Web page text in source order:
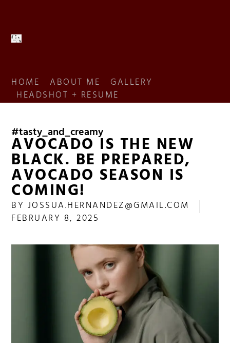
HOME ABOUT ME GALLERY
HEADSHOT + RESUME
#tasty_and_creamy
AVOCADO IS THE NEW
BLACK. BE PREPARED,
AVOCADO SEASON IS
COMING!
BY JOSSUA.HERNANDEZ@GMAIL.COM
FEBRUARY 8, 2025